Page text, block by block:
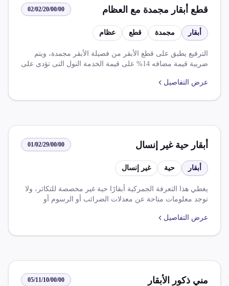
قطع أبقار مجمدة مع العظام 02/02/20/00/00
أبقار مجمدة قطع عظام
الترفيع يطبق على قطع الأبقر من فصيلة الأبقر مجمدة، ويتم
ضريبة قيمة مضافه 14% على قيمة الخدمة النول التى تؤدى على
عرض التفاصيل
أبقار حية غير إنسال 01/02/29/00/00
أبقار حية غير إنسال
يغطي هذا التعرفة الجمركية أبقارًا حية غير مخصصة للتكاثر، ولا
توجد معلومات متاحة عن معدلات الضرائب أو الرسوم أو
عرض التفاصيل
مني ذكور الأبقار 05/11/10/00/00